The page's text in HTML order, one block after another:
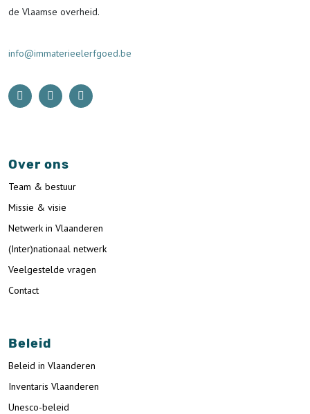
de Vlaamse overheid.
info@immaterieelerfgoed.be
Over ons
Team & bestuur
Missie & visie
Netwerk in Vlaanderen
(Inter)nationaal netwerk
Veelgestelde vragen
Contact
Beleid
Beleid in Vlaanderen
Inventaris Vlaanderen
Unesco-beleid